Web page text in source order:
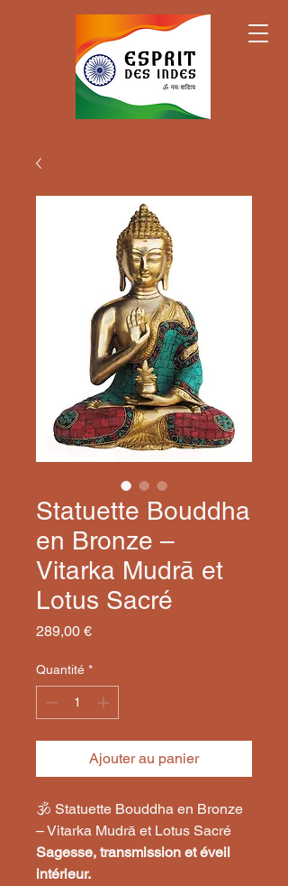
Statuette Bouddha
en Bronze –
Vitarka Mudrā et
Lotus Sacré
289,00 €Prix
Quantité *
Ajouter au panier
🕉️ Statuette Bouddha en Bronze
– Vitarka Mudrā et Lotus Sacré
Sagesse, transmission et éveil
intérieur.